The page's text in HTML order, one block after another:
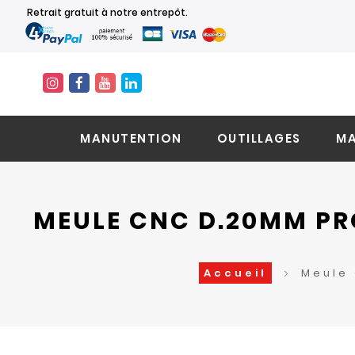
Retrait gratuit à notre entrepôt.
MANUTENTION OUTILLAGES
MEULE CNC D.20MM
Accueil Meule